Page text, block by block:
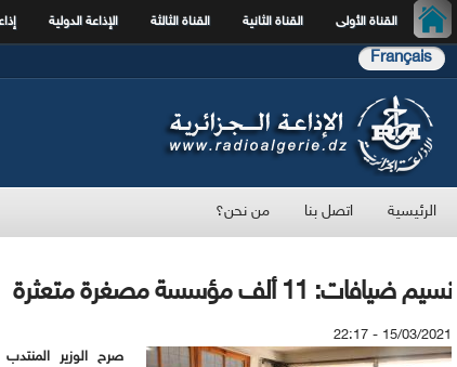
القناة الأولى القناة الثانية القناة الثالثة الإذاعة الدولية
Français
الرئيسية اتصل بنا من نحن؟
نسيم ضيافات: 11 ألف مؤسسة مصغرة متعثرة
15/03/2021 - 22:17
صرح الوزير